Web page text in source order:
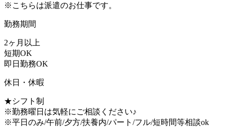
※こちらは派遣のお仕事です。
勤務期間
2ヶ月以上
短期OK
即日勤務OK
休日・休暇
★シフト制
※勤務曜日は気軽にご相談ください♪
※平日のみ/午前/夕方/扶養内/パート/フル/短時間等相談ok